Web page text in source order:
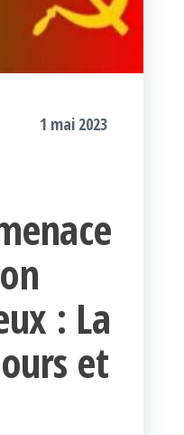
1 mai 2023
: La
et